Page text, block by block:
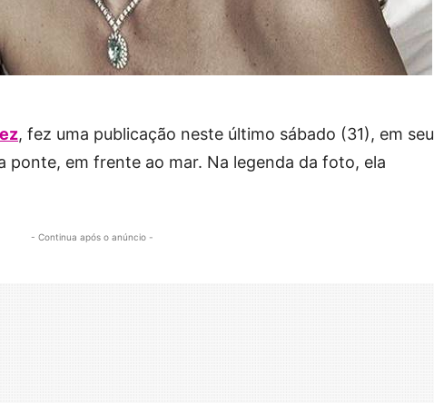
, fez uma publicação neste último sábado (31), em seu
ponte, em frente ao mar. Na legenda da foto, ela
- Continua após o anúncio -